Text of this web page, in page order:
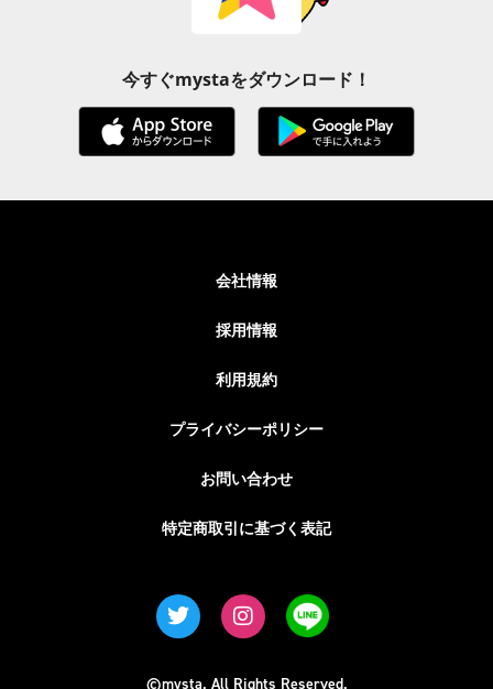
今すぐmystaをダウンロード！
会社情報
採用情報
利用規約
プライバシーポリシー
お問い合わせ
特定商取引に基づく表記
©mysta. All Rights Reserved.